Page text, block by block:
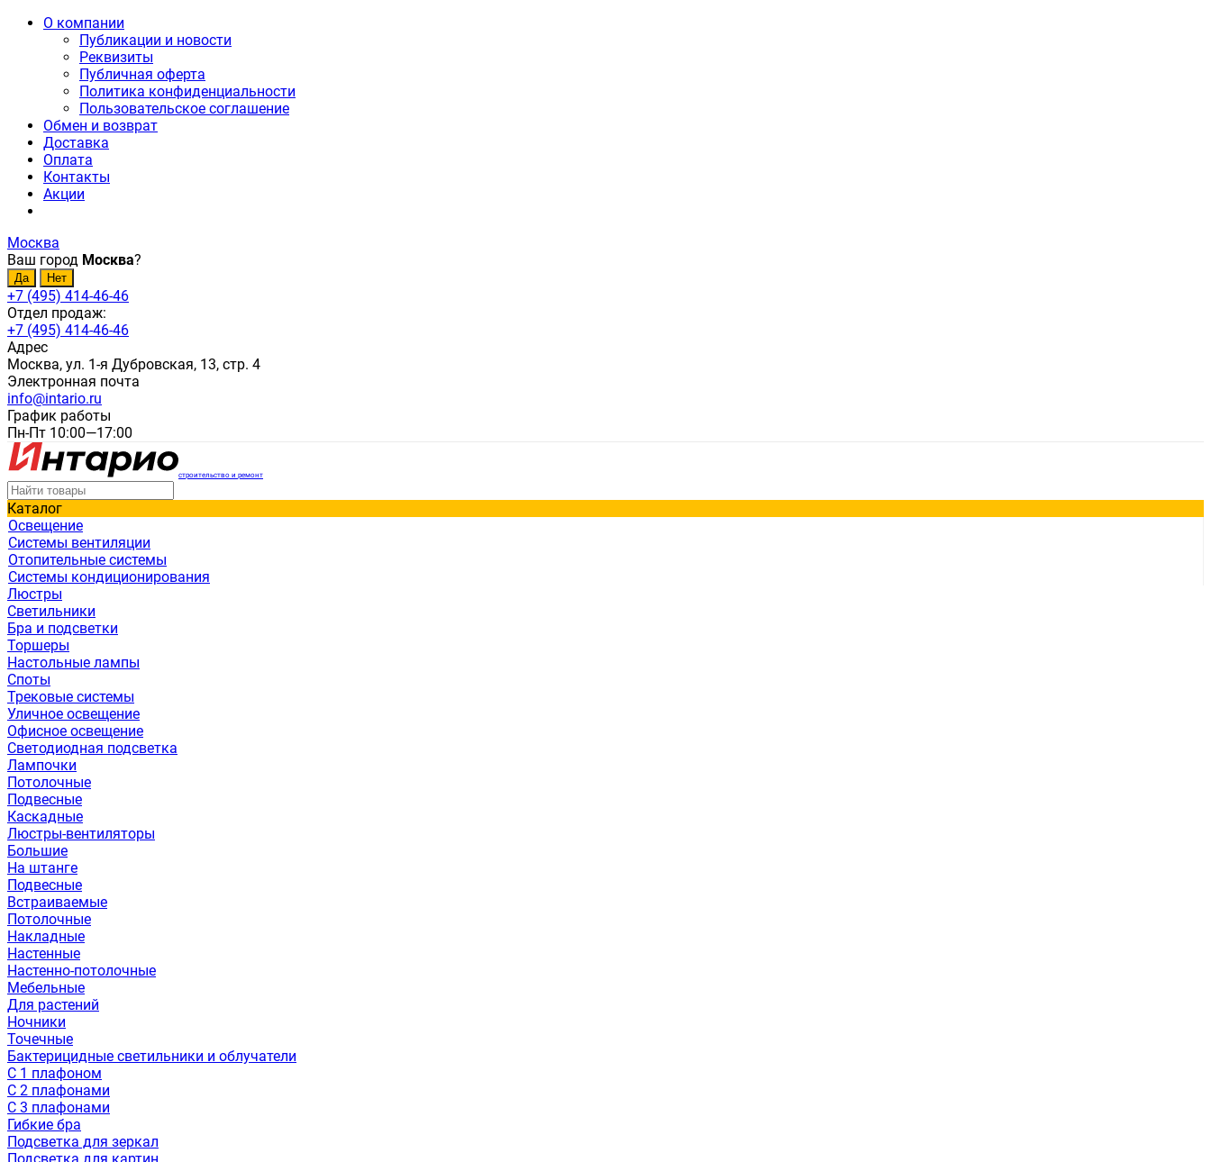
О компании
Публикации и новости
Реквизиты
Публичная оферта
Политика конфиденциальности
Пользовательское соглашение
Обмен и возврат
Доставка
Оплата
Контакты
Акции
Москва
Ваш город Москва?
+7 (495) 414-46-46
Отдел продаж:
+7 (495) 414-46-46
Адрес
Москва, ул. 1-я Дубровская, 13, стр. 4
Электронная почта
info@intario.ru
График работы
Пн-Пт 10:00—17:00
строительство и ремонт
Каталог
Освещение
Системы вентиляции
Отопительные системы
Системы кондиционирования
Люстры
Светильники
Бра и подсветки
Торшеры
Настольные лампы
Споты
Трековые системы
Уличное освещение
Офисное освещение
Светодиодная подсветка
Лампочки
Потолочные
Подвесные
Каскадные
Люстры-вентиляторы
Большие
На штанге
Подвесные
Встраиваемые
Потолочные
Накладные
Настенные
Настенно-потолочные
Мебельные
Для растений
Ночники
Точечные
Бактерицидные светильники и облучатели
С 1 плафоном
С 2 плафонами
С 3 плафонами
Гибкие бра
Подсветка для зеркал